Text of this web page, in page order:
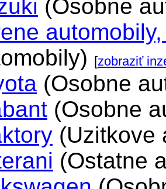
(Osobne
[zobraziť
(Osobne
(Osobne
(Uzitkove
(Ostatne